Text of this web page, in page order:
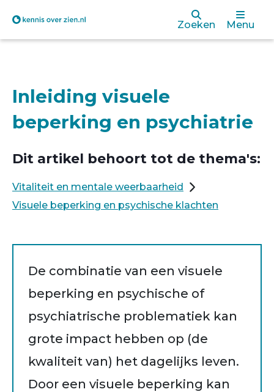
Overslaan
inhoud
gaan
Zoeken Menu
Inleiding visuele
beperking en psychiatrie
Dit artikel behoort tot de thema's:
Vitaliteit en mentale weerbaarheid
Visuele beperking en psychische klachten
De combinatie van een visuele
beperking en psychische of
psychiatrische problematiek kan
grote impact hebben op (de
kwaliteit van) het dagelijks leven.
Door een visuele beperking kan